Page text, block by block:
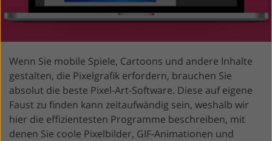
Wenn Sie mobile Spiele, Cartoons und andere Inhalte
gestalten, die Pixelgrafik erfordern, brauchen Sie
absolut die beste Pixel-Art-Software. Diese auf eigene
Faust zu finden kann zeitaufwändig sein, weshalb wir
hier die effizientesten Programme beschreiben, mit
denen Sie coole Pixelbilder, GIF-Animationen und